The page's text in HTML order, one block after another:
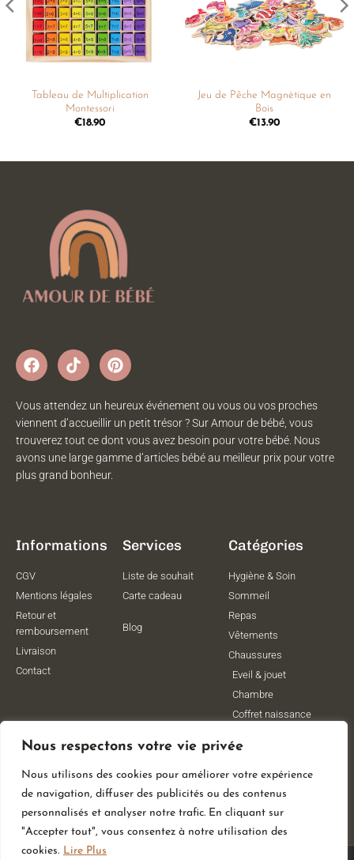
Nous respectons votre vie privée
Nous utilisons des cookies pour améliorer votre expérience
de navigation, diffuser des publicités ou des contenus
personnalisés et analyser notre trafic. En cliquant sur
"Accepter tout", vous consentez à notre utilisation des
cookies. Lire Plus
Tableau de Multiplication
Montessori
€18.90
Jeu de Pêche Magnétique en
Bois
€13.90
Vous attendez un heureux événement ou vous ou vos proches
viennent d’accueillir un petit trésor ? Sur Amour de bébé, vous
trouverez tout ce dont vous avez besoin pour votre bébé. Nous
avons une large gamme d’articles bébé au meilleur prix pour votre
plus grand bonheur.
Informations
CGV
Mentions légales
Retour et
remboursement
Livraison
Contact
Services
Liste de souhait
Carte cadeau
Blog
Catégories
Hygiène & Soin
Sommeil
Repas
Vêtements
Chaussures
Eveil & jouet
Chambre
Coffret naissance
Vêtements de
grossesse
Lithothérapie
Poussettes